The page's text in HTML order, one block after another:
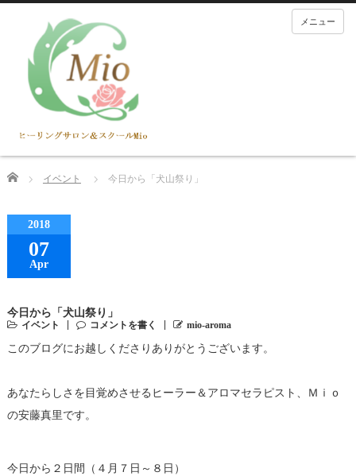
メニュー
Home イベント 今日から「犬山祭り」
2018
07
Apr
今日から「犬山祭り」
イベント コメントを書く mio-aroma
このブログにお越しくださりありがとうございます。
あなたらしさを目覚めさせるヒーラー＆アロマセラピスト、Ｍｉｏ
の安藤真里です。
今日から２日間（４月７日～８日）